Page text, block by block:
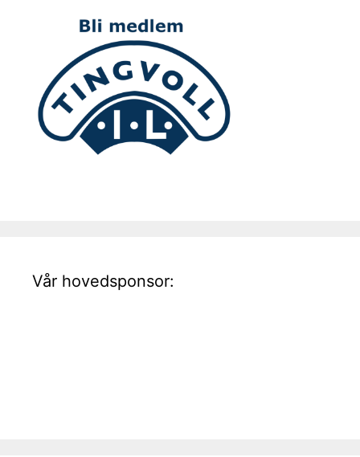
Vår hovedsponsor: